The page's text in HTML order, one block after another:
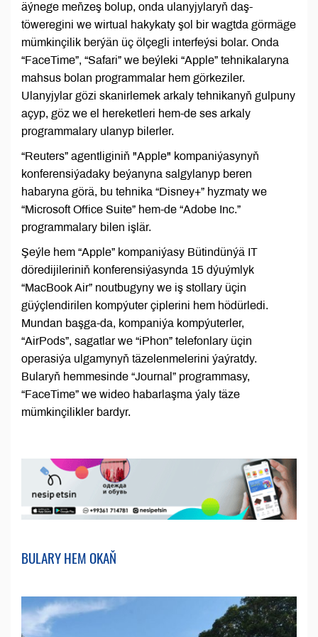
äýnege meňzeş bolup, onda ulanyjylaryň daş-
töweregini we wirtual hakykaty şol bir wagtda görmäge
mümkinçilik berýän üç ölçegli interfeýsi bolar. Onda
“FaceTime”, “Safari” we beýleki “Apple” tehnikalaryna
mahsus bolan programmalar hem görkeziler.
Ulanyjylar gözi skanirlemek arkaly tehnikanyň gulpuny
açyp, göz we el hereketleri hem-de ses arkaly
programmalary ulanyp bilerler.
“Reuters” agentliginiň "Apple" kompaniýasynyň
konferensiýadaky beýanyna salgylanyp beren
habaryna görä, bu tehnika “Disney+” hyzmaty we
“Microsoft Office Suite” hem-de “Adobe Inc.”
programmalary bilen işlär.
Şeýle hem “Apple” kompaniýasy Bütindünýä IT
döredijileriniň konferensiýasynda 15 dýuýmlyk
“MacBook Air” noutbugyny we iş stollary üçin
güýçlendirilen kompýuter çiplerini hem hödürledi.
Mundan başga-da, kompaniýa kompýuterler,
“AirPods”, sagatlar we “iPhon” telefonlary üçin
operasiýa ulgamynyň täzelenmelerini ýaýratdy.
Bularyň hemmesinde “Journal” programmasy,
“FaceTime” we wideo habarlaşma ýaly täze
mümkinçilikler bardyr.
BULARY HEM OKAŇ